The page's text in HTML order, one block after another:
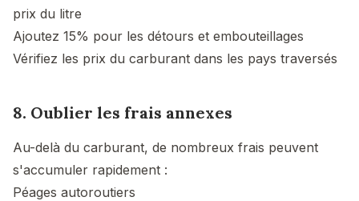
prix du litre
Ajoutez 15% pour les détours et embouteillages
Vérifiez les prix du carburant dans les pays traversés
8. Oublier les frais annexes
Au-delà du carburant, de nombreux frais peuvent
s'accumuler rapidement :
Péages autoroutiers